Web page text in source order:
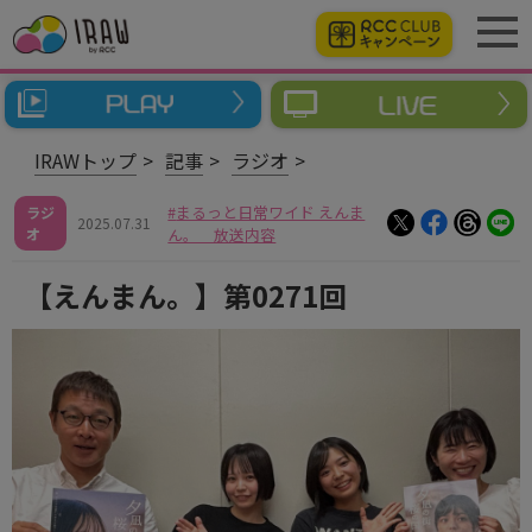
IRAWトップ 記事 ラジオ
ラジ
オ
2025.07.31
まるっと日常ワイド えんま
ん。 放送内容
【えんまん。】第0271回